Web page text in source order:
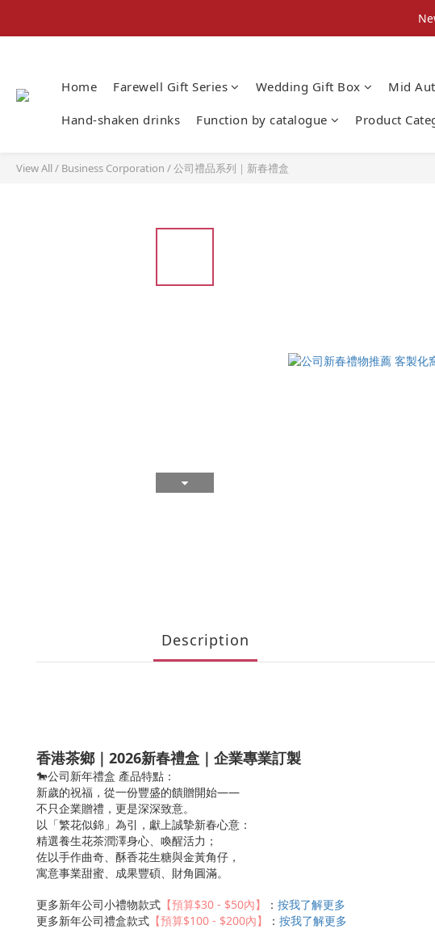
Home Farewell Gift Series Wedding Gift Box Mid
Hand-shaken drinks Function by catalogue Product
View All/ Business Corporation /公司禮品系列｜新春禮盒
Description
香港茶鄉｜2026新春禮盒｜企業專業訂製
🐎公司新年禮盒 產品特點：
新歲的祝福，從一份豐盛的饋贈開始——
不只企業贈禮，更是深深致意。
以「繁花似錦」為引，獻上誠摯新春心意：
精選養生花茶潤澤身心、喚醒活力；
佐以手作曲奇、酥香花生糖與金黃角仔，
寓意事業甜蜜、成果豐碩、財角圓滿。
更多新年公司小禮物款式 【預算$30 - $50內】 ： 按我了解更多
更多新年公司禮盒款式 【預算$100 - $200內】 ： 按我了解更多